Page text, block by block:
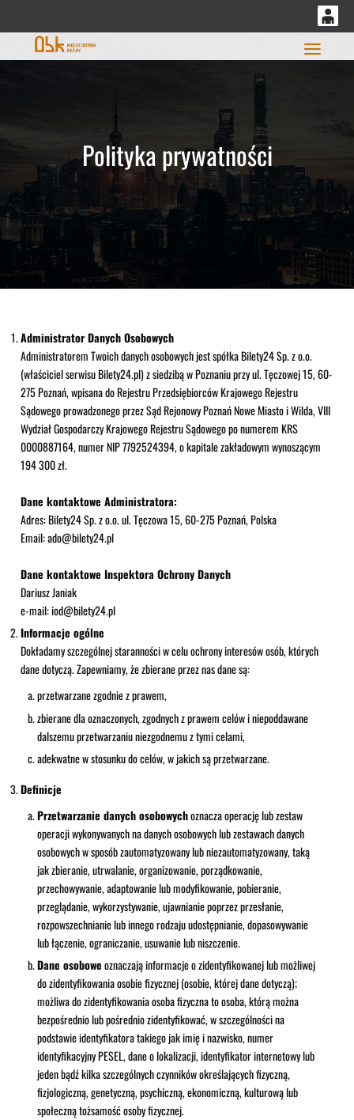
Polityka prywatności
Administrator Danych Osobowych
Administratorem Twoich danych osobowych jest spółka Bilety24 Sp. z o.o.
(właściciel serwisu Bilety24.pl) z siedzibą w Poznaniu przy ul. Tęczowej 15, 60-
275 Poznań, wpisana do Rejestru Przedsiębiorców Krajowego Rejestru
Sądowego prowadzonego przez Sąd Rejonowy Poznań Nowe Miasto i Wilda, VIII
Wydział Gospodarczy Krajowego Rejestru Sądowego po numerem KRS
0000887164, numer NIP 7792524394, o kapitale zakładowym wynoszącym
194 300 zł.
Dane kontaktowe Administratora:
Adres: Bilety24 Sp. z o.o. ul. Tęczowa 15, 60-275 Poznań, Polska
Email: ado@bilety24.pl
Dane kontaktowe Inspektora Ochrony Danych
Dariusz Janiak
e-mail: iod@bilety24.pl
Informacje ogólne
Dokładamy szczególnej staranności w celu ochrony interesów osób, których
dane dotyczą. Zapewniamy, że zbierane przez nas dane są:
przetwarzane zgodnie z prawem,
zbierane dla oznaczonych, zgodnych z prawem celów i niepoddawane
dalszemu przetwarzaniu niezgodnemu z tymi celami,
adekwatne w stosunku do celów, w jakich są przetwarzane.
Definicje
Przetwarzanie danych osobowychoznacza operację lub zestaw
operacji wykonywanych na danych osobowych lub zestawach danych
osobowych w sposób zautomatyzowany lub niezautomatyzowany, taką
jak zbieranie, utrwalanie, organizowanie, porządkowanie,
przechowywanie, adaptowanie lub modyfikowanie, pobieranie,
przeglądanie, wykorzystywanie, ujawnianie poprzez przesłanie,
rozpowszechnianie lub innego rodzaju udostępnianie, dopasowywanie
lub łączenie, ograniczanie, usuwanie lub niszczenie.
Dane osoboweoznaczają informacje o zidentyfikowanej lub możliwej
do zidentyfikowania osobie fizycznej (osobie, której dane dotyczą);
możliwa do zidentyfikowania osoba fizyczna to osoba, którą można
bezpośrednio lub pośrednio zidentyfikować, w szczególności na
podstawie identyfikatora takiego jak imię i nazwisko, numer
identyfikacyjny PESEL, dane o lokalizacji, identyfikator internetowy lub
jeden bądź kilka szczególnych czynników określających fizyczną,
fizjologiczną, genetyczną, psychiczną, ekonomiczną, kulturową lub
społeczną tożsamość osoby fizycznej.